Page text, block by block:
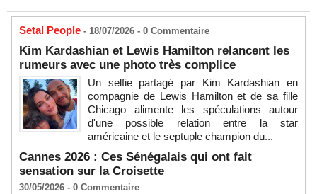
Setal People - 18/07/2026 - 0 Commentaire
Kim Kardashian et Lewis Hamilton relancent les
rumeurs avec une photo très complice
Un selfie partagé par Kim Kardashian en
compagnie de Lewis Hamilton et de sa fille
Chicago alimente les spéculations autour
d'une possible relation entre la star
américaine et le septuple champion du...
Cannes 2026 : Ces Sénégalais qui ont fait
sensation sur la Croisette
30/05/2026 - 0 Commentaire